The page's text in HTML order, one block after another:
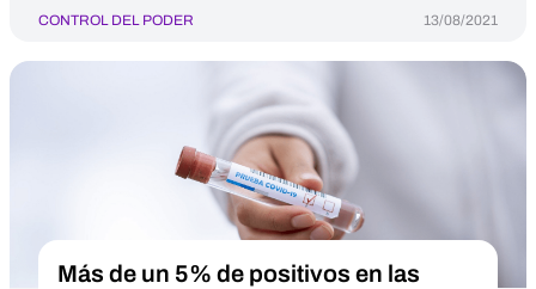
CONTROL DEL PODER 13/08/2021
Más de un 5% de positivos en las